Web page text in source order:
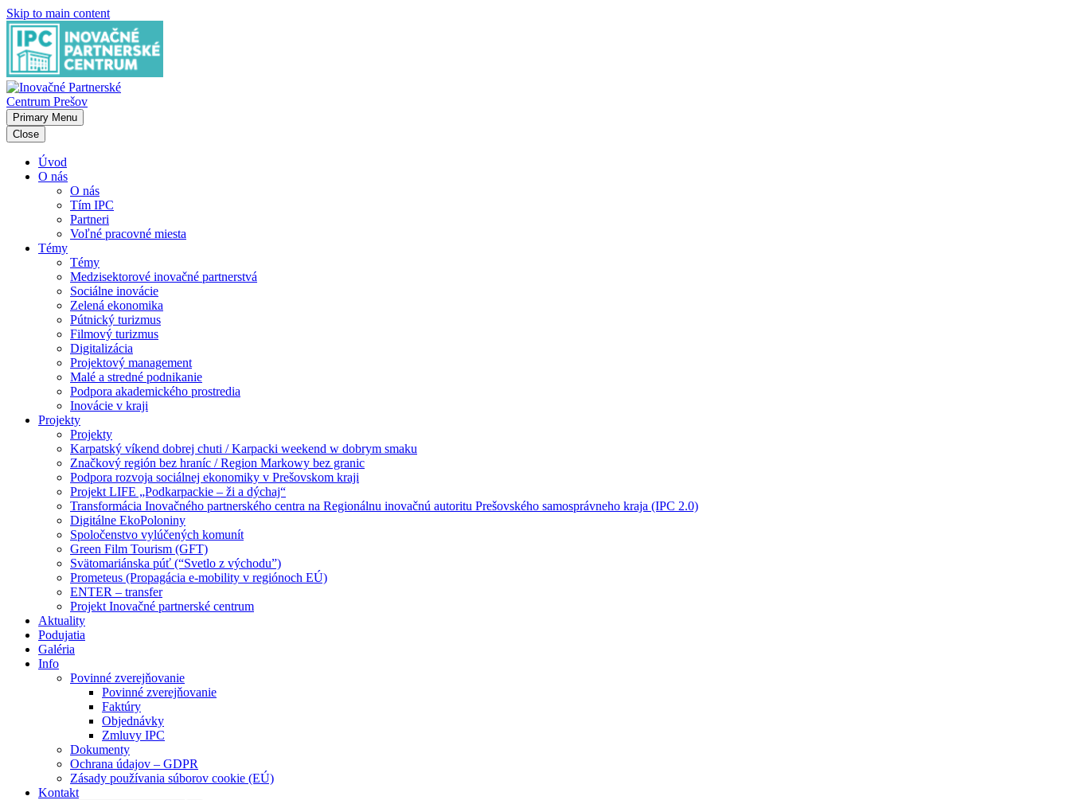
Skip to main content
Primary Menu
Close
Úvod
O nás
O nás
Tím IPC
Partneri
Voľné pracovné miesta
Témy
Témy
Medzisektorové inovačné partnerstvá
Sociálne inovácie
Zelená ekonomika
Pútnický turizmus
Filmový turizmus
Digitalizácia
Projektový management
Malé a stredné podnikanie
Podpora akademického prostredia
Inovácie v kraji
Projekty
Projekty
Karpatský víkend dobrej chuti / Karpacki weekend w dobrym smaku
Značkový región bez hraníc / Region Markowy bez granic
Podpora rozvoja sociálnej ekonomiky v Prešovskom kraji
Projekt LIFE „Podkarpackie – ži a dýchaj“
Transformácia Inovačného partnerského centra na Regionálnu inovačnú autoritu Prešovského samosprávneho kraja (IPC 2.0)
Digitálne EkoPoloniny
Spoločenstvo vylúčených komunít
Green Film Tourism (GFT)
Svätomariánska púť (“Svetlo z východu”)
Prometeus (Propagácia e-mobility v regiónoch EÚ)
ENTER – transfer
Projekt Inovačné partnerské centrum
Aktuality
Podujatia
Galéria
Info
Povinné zverejňovanie
Povinné zverejňovanie
Faktúry
Objednávky
Zmluvy IPC
Dokumenty
Ochrana údajov – GDPR
Zásady používania súborov cookie (EÚ)
Kontakt